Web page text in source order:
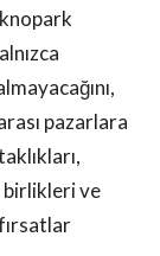
pazarlara
birlikleri ve